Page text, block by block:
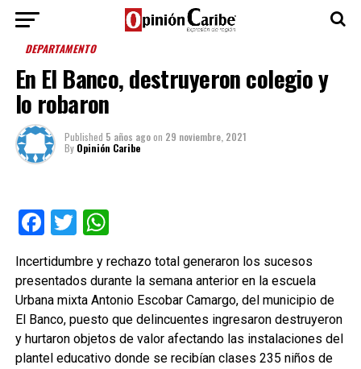
DEPARTAMENTO
En El Banco, destruyeron colegio y
lo robaron
Published 5 años agoon 29 noviembre, 2021
By Opinión Caribe
Facebook
TwitterWhatsApp
Incertidumbre y rechazo total generaron los sucesos
presentados durante la semana anterior en la escuela
Urbana mixta Antonio Escobar Camargo, del municipio de
El Banco, puesto que delincuentes ingresaron destruyeron
y hurtaron objetos de valor afectando las instalaciones del
plantel educativo donde se recibían clases 235 niños de